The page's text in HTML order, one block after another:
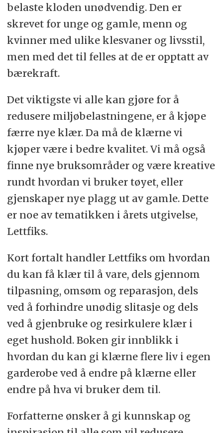
belaste kloden unødvendig. Den er
skrevet for unge og gamle, menn og
kvinner med ulike klesvaner og livsstil,
men med det til felles at de er opptatt av
bærekraft.
Det viktigste vi alle kan gjøre for å
redusere miljøbelastningene, er å kjøpe
færre nye klær. Da må de klærne vi
kjøper være i bedre kvalitet. Vi må også
finne nye bruksområder og være kreative
rundt hvordan vi bruker tøyet, eller
gjenskaper nye plagg ut av gamle. Dette
er noe av tematikken i årets utgivelse,
Lettfiks.
Kort fortalt handler Lettfiks om hvordan
du kan få klær til å vare, dels gjennom
tilpasning, omsøm og reparasjon, dels
ved å forhindre unødig slitasje og dels
ved å gjenbruke og resirkulere klær i
eget hushold. Boken gir innblikk i
hvordan du kan gi klærne flere liv i egen
garderobe ved å endre på klærne eller
endre på hva vi bruker dem til.
Forfatterne ønsker å gi kunnskap og